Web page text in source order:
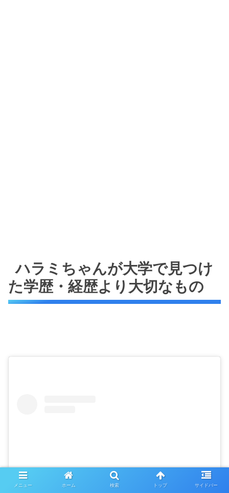
ハラミちゃんが大学で見つけ
た学歴・経歴より大切なもの
メニュー ホーム 検索 トップ サイドバー